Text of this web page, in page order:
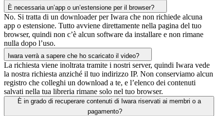
È necessaria un’app o un’estensione per il browser?
No. Si tratta di un downloader per Iwara che non richiede alcuna
app o estensione. Tutto avviene direttamente nella pagina del tuo
browser, quindi non c’è alcun software da installare e non rimane
nulla dopo l’uso.
Iwara verrà a sapere che ho scaricato il video?
La richiesta viene inoltrata tramite i nostri server, quindi Iwara vede
la nostra richiesta anziché il tuo indirizzo IP. Non conserviamo alcun
registro che colleghi un download a te, e l’elenco dei contenuti
salvati nella tua libreria rimane solo nel tuo browser.
È in grado di recuperare contenuti di Iwara riservati ai membri o a
pagamento?